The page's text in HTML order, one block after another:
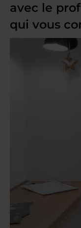
avec le
qui vous